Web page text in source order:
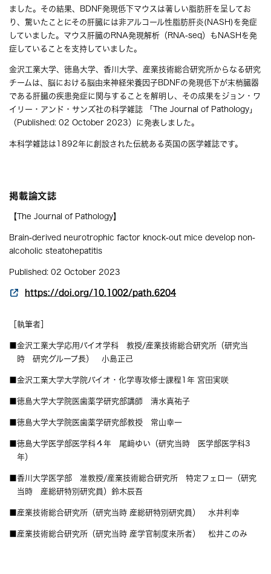
ました。その結果、BDNF発現低下マウスは著しい脂肪肝を呈してお
り、驚いたことにその肝臓には非アルコール性脂肪肝炎(NASH)を発症
していました。マウス肝臓のRNA発現解析（RNA-seq）もNASHを発
症していることを支持していました。
金沢工業大学、徳島大学、香川大学、産業技術総合研究所からなる研究
チームは、脳における脳由来神経栄養因子BDNFの発現低下が末梢臓器
である肝臓の疾患発症に関与することを解明し、その成果をジョン・ワ
イリー・アンド・サンズ社の科学雑誌 「The Journal of Pathology」
（Published: 02 October 2023）に発表しました。
本科学雑誌は1892年に創設された伝統ある英国の医学雑誌です。
掲載論文誌
【The Journal of Pathology】
Brain-derived neurotrophic factor knock-out mice develop non-
alcoholic steatohepatitis
Published: 02 October 2023
https://doi.org/10.1002/path.6204
［執筆者］
■金沢工業大学応用バイオ学科 教授/産業技術総合研究所（研究当
時 研究グループ長） 小島正己
■金沢工業大学大学院バイオ・化学専攻修士課程1年 宮田実咲
■徳島大学大学院医歯薬学研究部講師 清水真祐子
■徳島大学大学院医歯薬学研究部教授 常山幸一
■徳島大学医学部医学科４年 尾﨑ゆい（研究当時 医学部医学科3
年）
■香川大学医学部 准教授/産業技術総合研究所 特定フェロー（研究
当時 産総研特別研究員）鈴木辰吾
■産業技術総合研究所（研究当時 産総研特別研究員） 水井利幸
■産業技術総合研究所（研究当時 産学官制度来所者） 松井このみ